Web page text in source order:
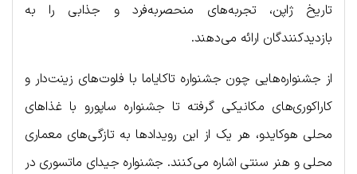
تاریخ ژاپن، تجربه‌های منحصربه‌فرد و جذابی را به
بازدیدکنندگان ارائه می‌دهند.
از جشنواره‌هایی چون جشنواره تاکایاما با فلوت‌های زینت‌دار و
کاراکوری‌های مکانیکی گرفته تا جشنواره ساپورو با غذاهای
محلی هوکایدو، هر یک از این رویدادها به تازگی‌های معماری
محلی و هنر سنتی اشاره می‌کنند. جشنواره جیدای ماتسوری در